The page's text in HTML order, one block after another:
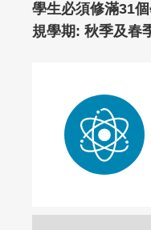
Text
Area
學生必須修滿31
規學期: 秋季及春
Left
Column
Image
Image